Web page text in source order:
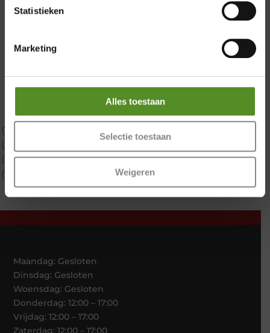
Statistieken
Marketing
Alles toestaan
Selectie toestaan
Weigeren
1 persoon
2 personen split
Koudschuim
Traagschuim
Tweepersoons 1 kern
Tweepersoons 2 kernen
Webshop Only Collectie
Maandag: Gesloten
Dinsdag: Gesloten
Woensdag: Gesloten
Donderdag: 12:00 – 17:00
Vrijdag: 12:00 – 17:00
Zaterdag: 12:00 – 17:00
Zaterdag 12:00 – 17:00